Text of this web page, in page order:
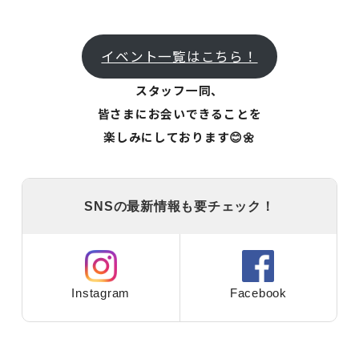
イベント一覧はこちら！
スタッフ一同、
皆さまにお会いできることを
楽しみにしております😊🌼
SNSの最新情報も要チェック！
Instagram Facebook